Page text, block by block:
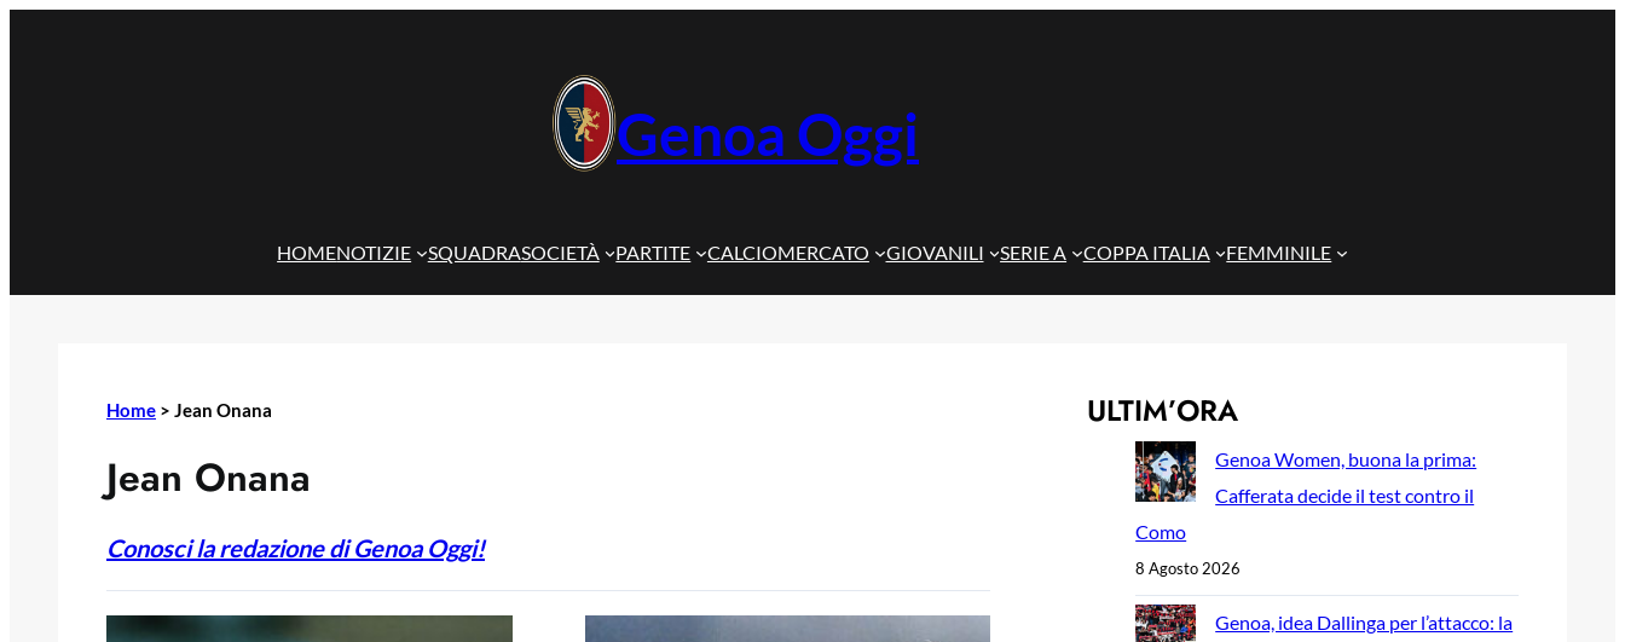
Genoa Oggi
HOMENOTIZIE SQUADRASOCIETÀ PARTITE CALCIOMERCATO GIOVANILI SERIE A COPPA ITALIA FEMMINILE
Home > Jean Onana
Jean Onana
Conosci la redazione di Genoa Oggi!
ULTIM’ORA
Genoa Women, buona la prima:
Cafferata decide il test contro il
Como
8 Agosto 2026
Genoa, idea Dallinga per l’attacco: la